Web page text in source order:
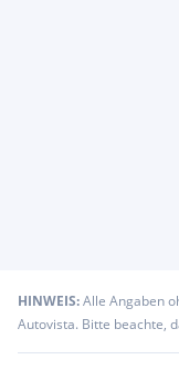
HINWEIS:Alle Angaben
Autovista. Bitte beachte,